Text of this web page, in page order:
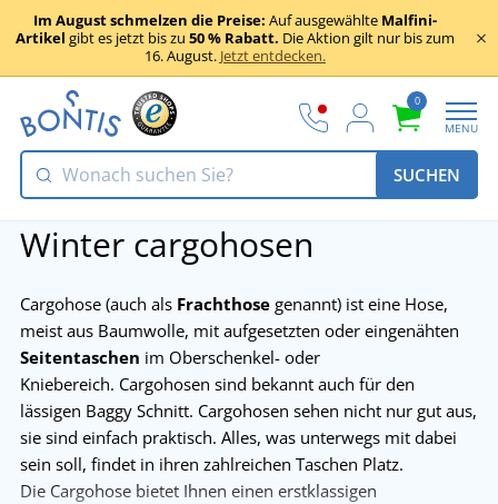
Im August schmelzen die Preise: Auf ausgewählte Malfini-
Artikel gibt es jetzt bis zu 50 % Rabatt. Die Aktion gilt nur bis zum
16. August. Jetzt entdecken.
0
MENU
SUCHEN
Winter cargohosen
Cargohose (auch als Frachthose genannt) ist eine Hose,
meist aus Baumwolle, mit aufgesetzten oder eingenähten
Seitentaschen im Oberschenkel- oder
Kniebereich. Cargohosen sind bekannt auch für den
lässigen Baggy Schnitt. Cargohosen sehen nicht nur gut aus,
sie sind einfach praktisch. Alles, was unterwegs mit dabei
sein soll, findet in ihren zahlreichen Taschen Platz.
Die Cargohose bietet Ihnen einen erstklassigen